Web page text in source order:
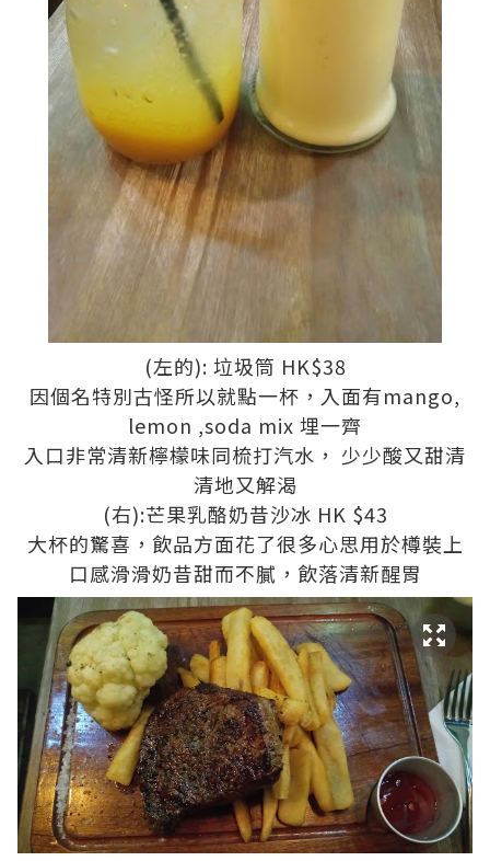
(左的): 垃圾筒 HK$38
因個名特別古怪所以就點一杯，入面有mango,
lemon ,soda mix 埋一齊
入口非常清新檸檬味同梳打汽水， 少少酸又甜清
清地又解渴
(右):芒果乳酪奶昔沙冰 HK $43
大杯的驚喜，飲品方面花了很多心思用於樽裝上
口感滑滑奶昔甜而不膩，飲落清新醒胃